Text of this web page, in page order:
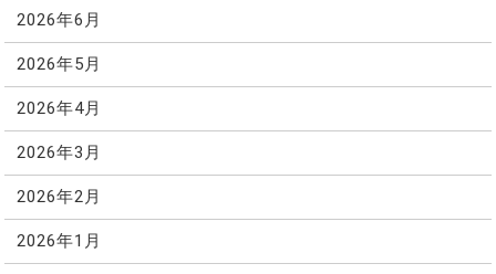
2026年6月
2026年5月
2026年4月
2026年3月
2026年2月
2026年1月